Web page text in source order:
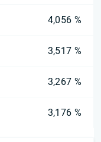
4,056 %
3,517 %
3,267 %
3,176 %